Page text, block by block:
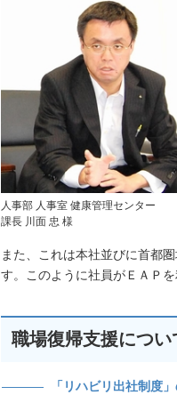
人事部 人事室 健康管理センター
課長 川面 忠 様
また、これは本社並びに首都
す。このように社員がＥＡＰ
職場復帰支援につ
「リハビリ出社制度